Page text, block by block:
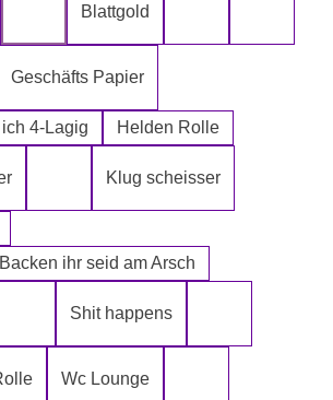
Bitte bleiben sie während der
Blattgold
Arsch
Geschäfts Papier
4-Lagig Helden Rolle
Klopapier Mafia
Klug scheisser
ihr seid am Arsch
Psssst Hamster Ware
Shit happens
Wc Lounge